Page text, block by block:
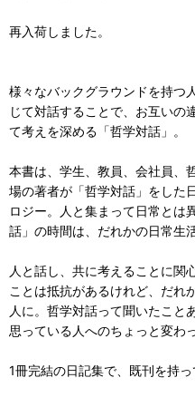
再入荷しました。
様々なバックグラウンドを持つ
じて対話することで、お互いの
て考えを深める「哲学対話」。
本書は、学生、教員、会社員、
場の著者が「哲学対話」をした
ロジー。人と集まって日常とは
話」の時間は、だれかの日常生
人と話し、共に考えることに関
ことは抵抗があるけれど、だれ
人に。哲学対話って聞いたこと
思っている人へのちょっと変わ
1冊完結の日記集で、既刊を持っ